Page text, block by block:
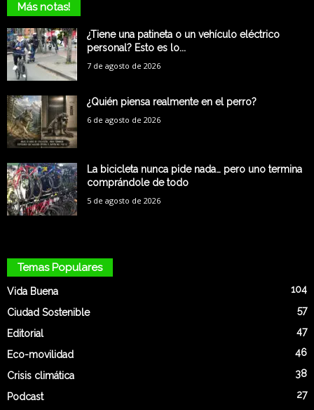
Más notas!
¿Tiene una patineta o un vehículo eléctrico
personal? Esto es lo...
7 de agosto de 2026
¿Quién piensa realmente en el perro?
6 de agosto de 2026
La bicicleta nunca pide nada… pero uno termina
comprándole de todo
5 de agosto de 2026
Temas Populares
Vida Buena 104
Ciudad Sostenible 57
Editorial 47
Eco-movilidad 46
Crisis climática 38
Podcast 27